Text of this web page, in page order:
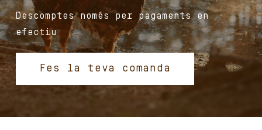
Descomptes només per pagaments en
efectiu
Fes la teva comanda